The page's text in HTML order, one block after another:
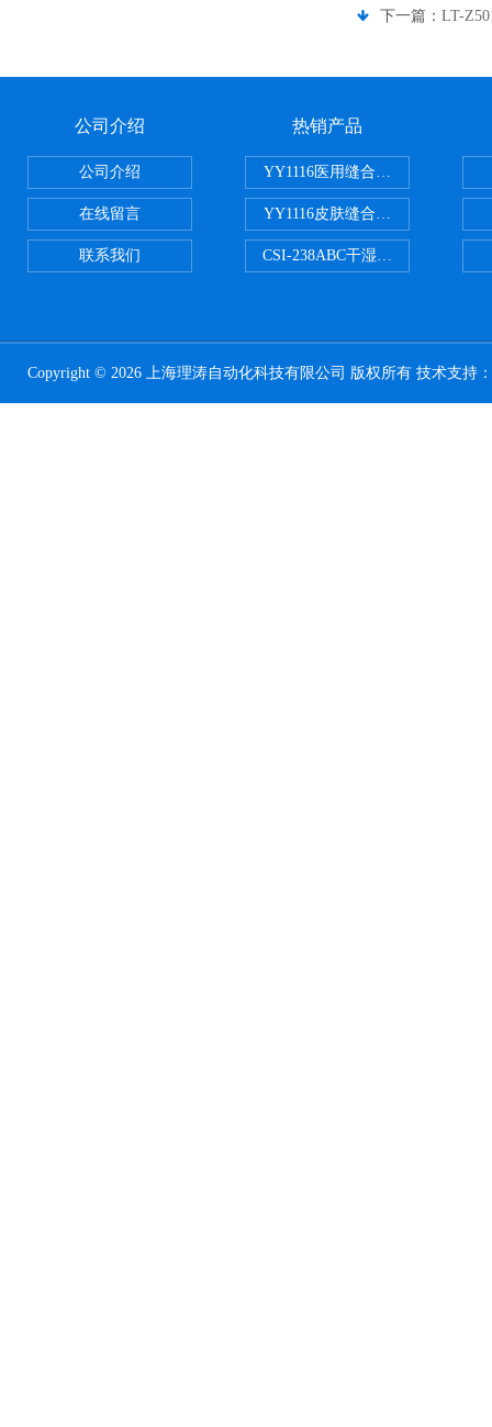
下一篇： LT-
公司介绍
公司介绍
在线留言
联系我们
热销产品
YY1116医用缝合线线径试验仪
YY1116皮肤缝合线线径测量仪
CSI-238ABC干湿电动摩擦色牢度
Copyright © 2026 上海理涛自动化科技有限公司 版权所有 技术支持：